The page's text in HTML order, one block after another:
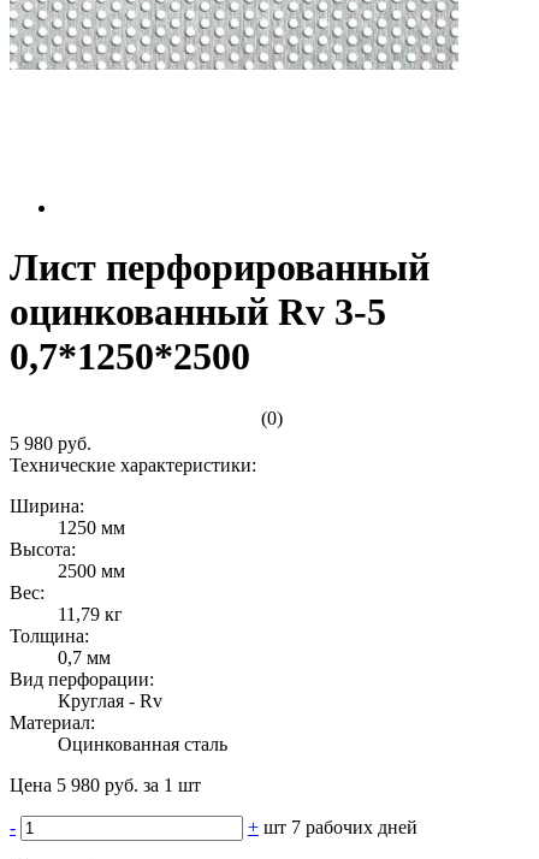
Лист перфорированный
оцинкованный Rv 3-5
0,7*1250*2500
(0)
5 980 руб.
Технические характеристики:
Ширина:
1250 мм
Высота:
2500 мм
Вес:
11,79 кг
Толщина:
0,7 мм
Вид перфорации:
Круглая - Rv
Материал:
Оцинкованная сталь
Цена 5 980 руб. за 1 шт
- + шт 7 рабочих дней